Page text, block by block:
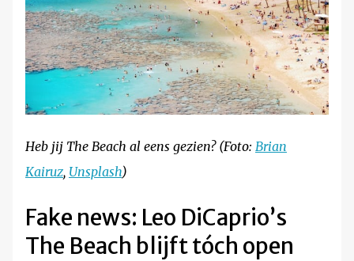
Heb jij The Beach al eens gezien? (Foto: Brian
Kairuz, Unsplash)
Fake news: Leo DiCaprio’s
The Beach blijft tóch open